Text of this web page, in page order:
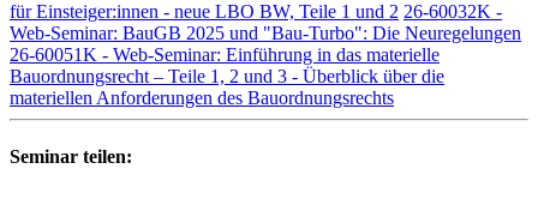
für Einsteiger:innen - neue LBO BW, Teile 1 und 2 26-60032K -
Web-Seminar: BauGB 2025 und "Bau-Turbo": Die Neuregelungen
26-60051K - Web-Seminar: Einführung in das materielle
Bauordnungsrecht – Teile 1, 2 und 3 - Überblick über die
materiellen Anforderungen des Bauordnungsrechts
Seminar teilen: